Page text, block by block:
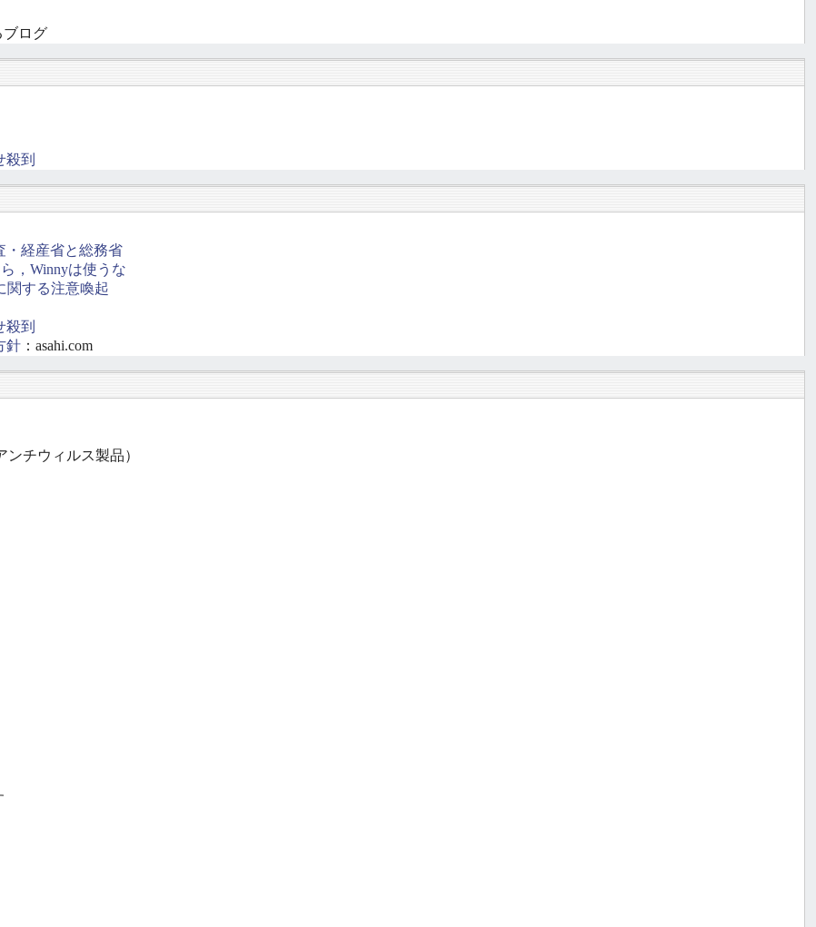
ログ
殺到
・経産省と総務省
，Winnyは使うな
関する注意喚起
殺到
針 ：asahi.com
ンチウィルス製品）